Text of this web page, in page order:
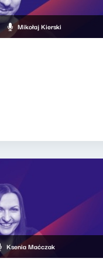
Mikołaj Kierski
Ksenia Maćczak